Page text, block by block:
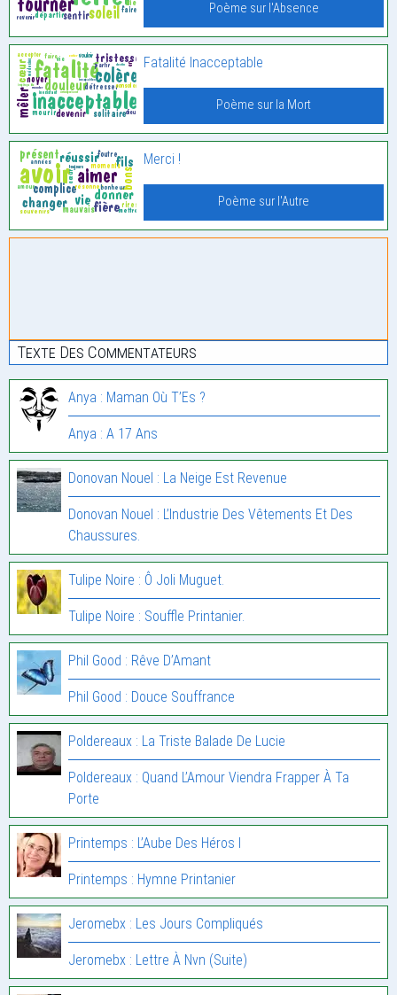
Poème sur l'Absence
Fatalité Inacceptable
Poème sur la Mort
Merci !
Poème sur l'Autre
Texte Des Commentateurs
Anya : Maman Où T’Es ?
Anya : A 17 Ans
Donovan Nouel : La Neige Est Revenue
Donovan Nouel : L’Industrie Des Vêtements Et Des
Chaussures.
Tulipe Noire : Ô Joli Muguet.
Tulipe Noire : Souffle Printanier.
Phil Good : Rêve D’Amant
Phil Good : Douce Souffrance
Poldereaux : La Triste Balade De Lucie
Poldereaux : Quand L’Amour Viendra Frapper À Ta
Porte
Printemps : L’Aube Des Héros I
Printemps : Hymne Printanier
Jeromebx : Les Jours Compliqués
Jeromebx : Lettre À Nvn (Suite)